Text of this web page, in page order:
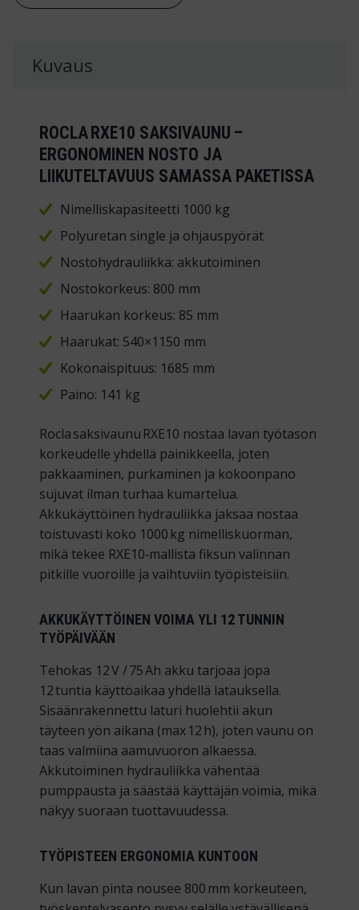
Kuvaus
ROCLA RXE10 SAKSIVAUNU –
ERGONOMINEN NOSTO JA
LIIKUTELTAVUUS SAMASSA PAKETISSA
Nimelliskapasiteetti 1000 kg
Polyuretan single ja ohjauspyörät
Nostohydrauliikka: akkutoiminen
Nostokorkeus: 800 mm
Haarukan korkeus: 85 mm
Haarukat: 540×1150 mm
Kokonaispituus: 1685 mm
Paino: 141 kg
Rocla saksivaunu RXE10 nostaa lavan työtason
korkeudelle yhdellä painikkeella, joten
pakkaaminen, purkaminen ja kokoonpano
sujuvat ilman turhaa kumartelua.
Akkukäyttöinen hydrauliikka jaksaa nostaa
toistuvasti koko 1000 kg nimelliskuorman,
mikä tekee RXE10‑mallista fiksun valinnan
pitkille vuoroille ja vaihtuviin työpisteisiin.
AKKUKÄYTTÖINEN VOIMA YLI 12 TUNNIN
TYÖPÄIVÄÄN
Tehokas 12 V / 75 Ah akku tarjoaa jopa
12 tuntia käyttöaikaa yhdellä latauksella.
Sisäänrakennettu laturi huolehtii akun
täyteen yön aikana (max 12 h), joten vaunu on
taas valmiina aamu­vuoron alkaessa.
Akkutoiminen hydrauliikka vähentää
pumppausta ja säästää käyttäjän voimia, mikä
näkyy suoraan tuottavuudessa.
TYÖPISTEEN ERGONOMIA KUNTOON
Kun lavan pinta nousee 800 mm korkeuteen,